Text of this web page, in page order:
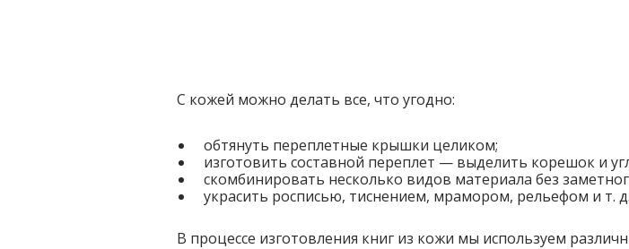
С кожей можно делать все, что угодно:
обтянуть переплетные крышки целиком;
изготовить составной переплет — выделить корешок и
скомбинировать несколько видов материала без
украсить росписью, тиснением, мрамором, рельефом и т. д.
В процессе изготовления книг из кожи мы используем